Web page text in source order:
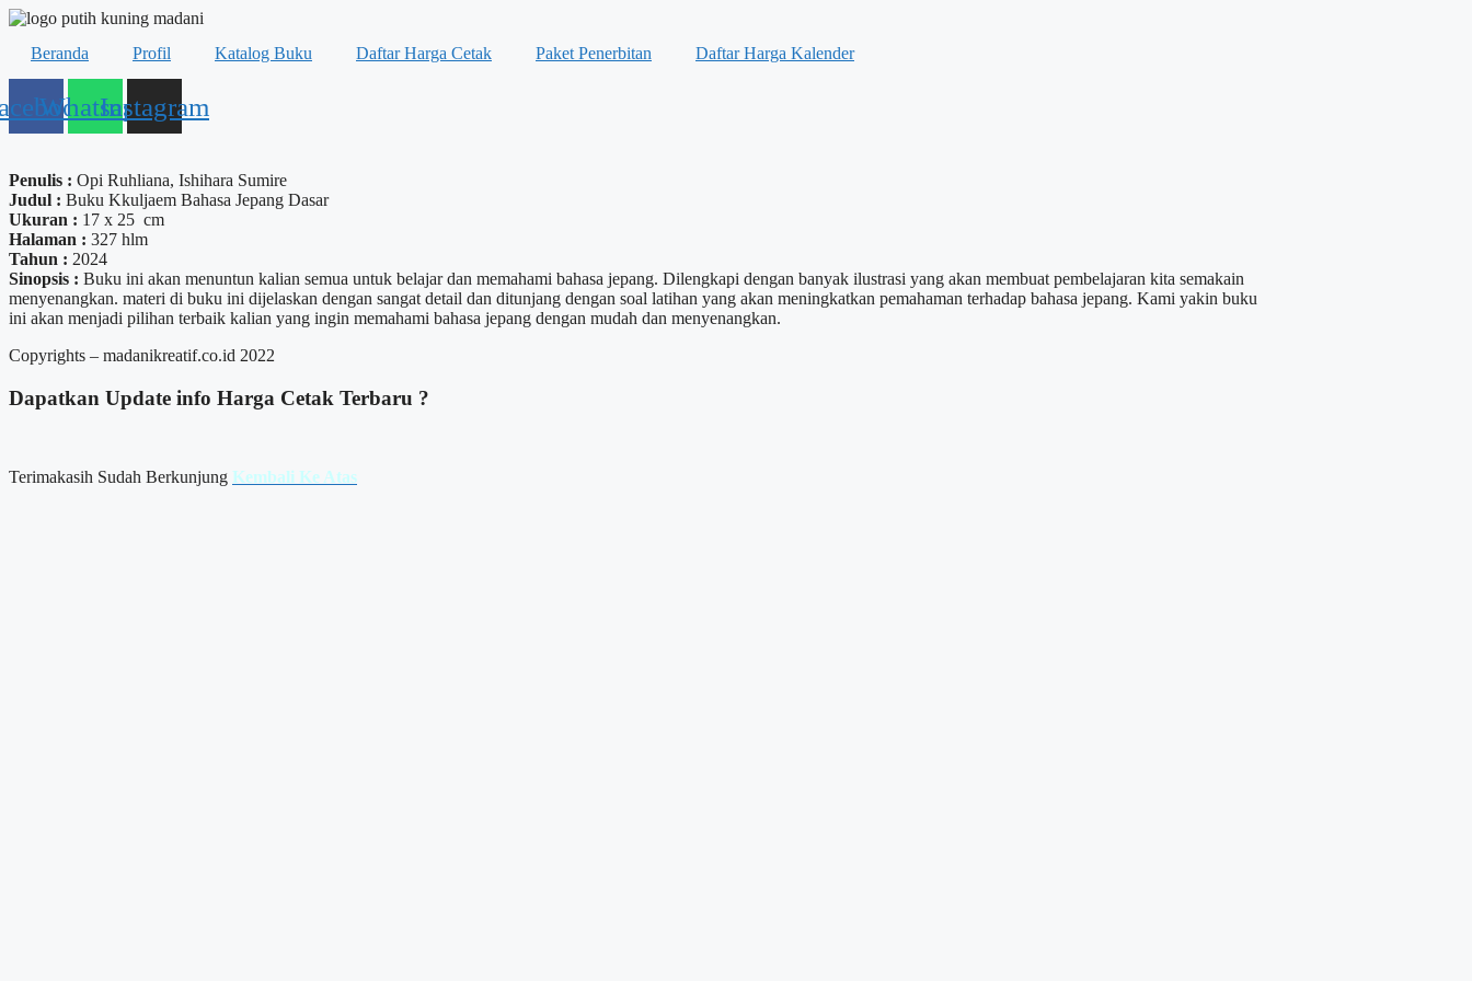
Beranda Profil Katalog Buku Daftar Harga Cetak Paket Penerbitan Daftar Harga Kalender
WhatsappInstagram
Penulis : Opi Ruhliana, Ishihara Sumire
Judul : Buku Kkuljaem Bahasa Jepang Dasar
Ukuran : 17 x 25 cm
Halaman : 327 hlm
Tahun : 2024
Sinopsis : Buku ini akan menuntun kalian semua untuk belajar dan memahami bahasa jepang. Dilengkapi dengan banyak ilustrasi yang akan membuat pembelajaran kita semakain
menyenangkan. materi di buku ini dijelaskan dengan sangat detail dan ditunjang dengan soal latihan yang akan meningkatkan pemahaman terhadap bahasa jepang. Kami yakin buku
ini akan menjadi pilihan terbaik kalian yang ingin memahami bahasa jepang dengan mudah dan menyenangkan.
Copyrights – madanikreatif.co.id 2022
Dapatkan Update info Harga Cetak Terbaru ?
Terimakasih Sudah Berkunjung Kembali Ke Atas